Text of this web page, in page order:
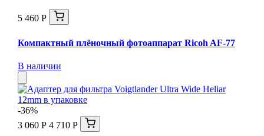
5 460 Р
Компактный плёночный фотоаппарат Ricoh AF-77
В наличии
-36%
3 060 Р 4 710 Р